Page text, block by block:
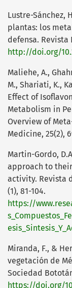
Lustre-Sánchez,
plantas: los
defensa. Revista
http://doi.org/
Maliehe, A.,
M., Shariati, K.,
Effect of
Metabolism in
Overview of
Medicine, 25(2),
Martin-Gordo,
approach to
activity. Revista
(1), 81-104.
https://
Miranda, F., &
vegetación de
Sociedad
https://doi.org/